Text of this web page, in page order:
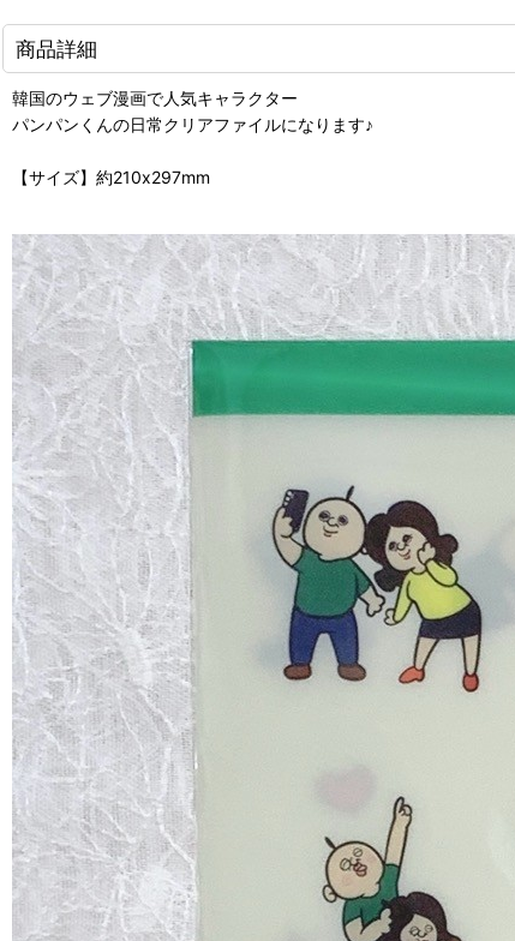
商品詳細
韓国のウェブ漫画で人気キャラクター
パンパンくんの日常クリアファイルになります♪
【サイズ】約210x297mm